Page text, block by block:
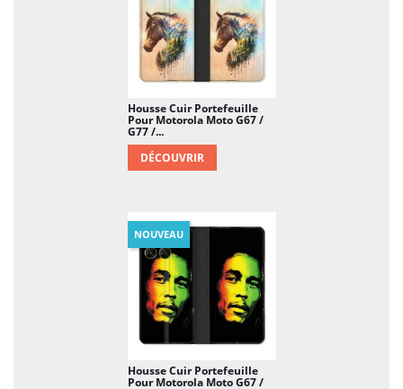
Housse Cuir Portefeuille
Pour Motorola Moto G67 /
G77 /...
DÉCOUVRIR
Housse Cuir Portefeuille
Pour Motorola Moto G67 /
NOUVEAU